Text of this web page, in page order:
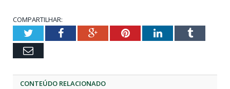
COMPARTILHAR:
TwitterFacebookGoogle+PinterestLinkedInTumblr
Email
CONTEÚDO RELACIONADO